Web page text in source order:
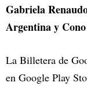
Gabriela
Argentina y
La Billetera de
en Google Play